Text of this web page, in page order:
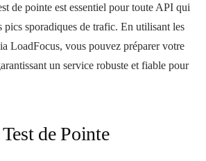
de pointe est essentiel pour toute API qui
pics sporadiques de trafic. En utilisant les
LoadFocus, vous pouvez préparer votre
un service robuste et fiable pour
de Pointe